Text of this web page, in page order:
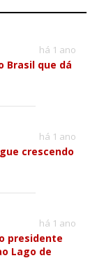
há 1 ano
Brasil que dá
há 1 ano
crescendo
há 1 ano
presidente
Lago de